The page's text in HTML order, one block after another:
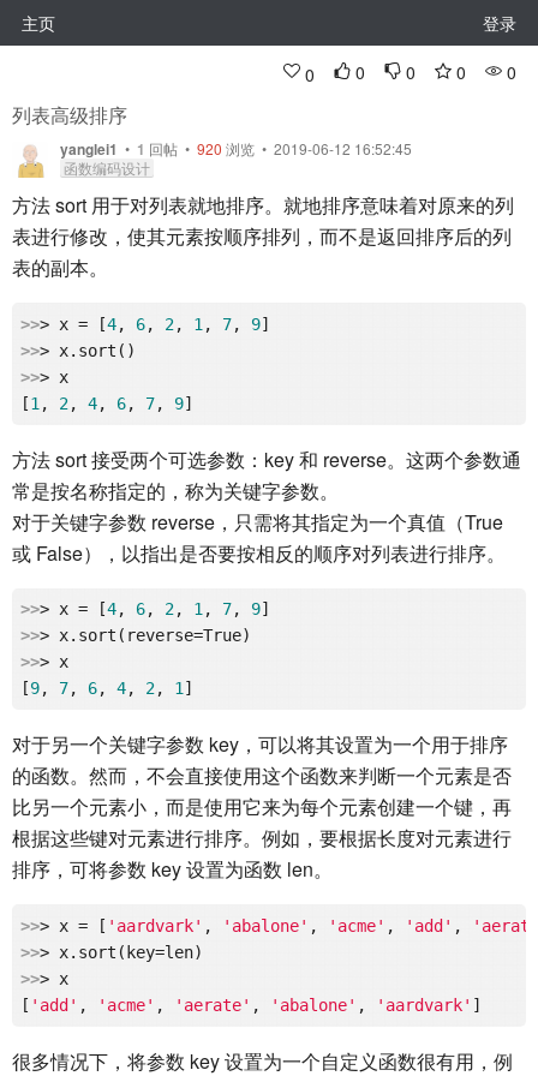
主页 登录
0 0 0 0 0
列表高级排序
yanglei1 • 1 回帖 • 920 浏览 • 2019-06-12 16:52:45
函数编码设计
方法 sort 用于对列表就地排序。就地排序意味着对原来的列
表进行修改，使其元素按顺序排列，而不是返回排序后的列
表的副本。
>>> x = [4, 6, 2, 1 , 7, 9
>>
>>> x
[1 , 2, 4, 6, 7, 9
方法 sort 接受两个可选参数：key 和 reverse。这两个参数通
常是按名称指定的，称为关键字参数。
对于关键字参数 reverse，只需将其指定为一个真值（True
或 False），以指出是否要按相反的顺序对列表进行排序。
>>> x = [4, 6, 2, 1, 7, 9
>>
>>> x
[9, 7, 6, 4, 2, 1
对于另一个关键字参数 key，可以将其设置为一个用于排序
的函数。然而，不会直接使用这个函数来判断一个元素是否
比另一个元素小，而是使用它来为每个元素创建一个键，再
根据这些键对元素进行排序。例如，要根据长度对元素进行
排序，可将参数 key 设置为函数 len。
>>> x = [ 'aardvark' , 'abalone' , 'acme' , 'add' ,
>>
>>> x
[ 'add' , 'acme' , 'aerate' , 'abalone' , 'aardvark'
很多情况下，将参数 key 设置为一个自定义函数很有用，例